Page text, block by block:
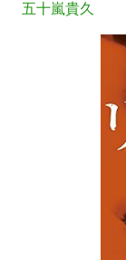
五十嵐貴久